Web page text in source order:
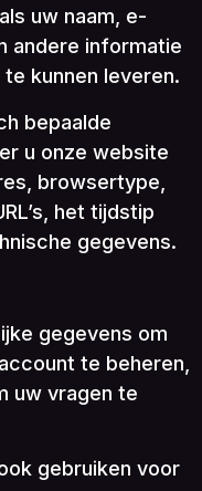
uw naam, e-
andere informatie
kunnen leveren.
bepaalde
u onze website
browsertype,
het tijdstip
gegevens.
gegevens om
te beheren,
uw vragen te
gebruiken voor